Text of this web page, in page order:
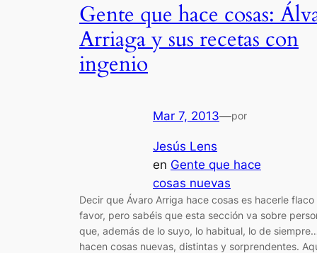
Gente que hace cosas:
Arriaga y sus recetas con
ingenio
Mar 7, 2013—por
Jesús Lens
en Gente que hace
cosas nuevas
Decir que Ávaro Arriga hace cosas es hacerle flaco
favor, pero sabéis que esta sección va sobre
que, además de lo suyo, lo habitual, lo de
hacen cosas nuevas, distintas y sorprendentes.